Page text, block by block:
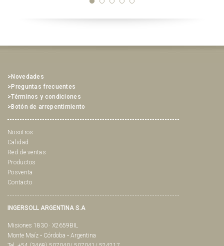
>Novedades
>Preguntas frecuentes
>Términos y condiciones
>Botón de arrepentimiento
Nosotros
Calidad
Red de ventas
Productos
Posventa
Contacto
INGERSOLL ARGENTINA S.A
Misiones 1830 · X2659BIL
Monte Maíz • Córdoba • Argentina